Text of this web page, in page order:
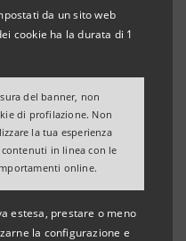
da un sito web
cookie ha la durata di 1
del banner, non
di profilazione. Non
la tua esperienza
in linea con le
online.
estesa, prestare o meno
la configurazione e
RINNOVABILI e
E PRESTITI AGLI
per complessivi
(20 milioni di euro)